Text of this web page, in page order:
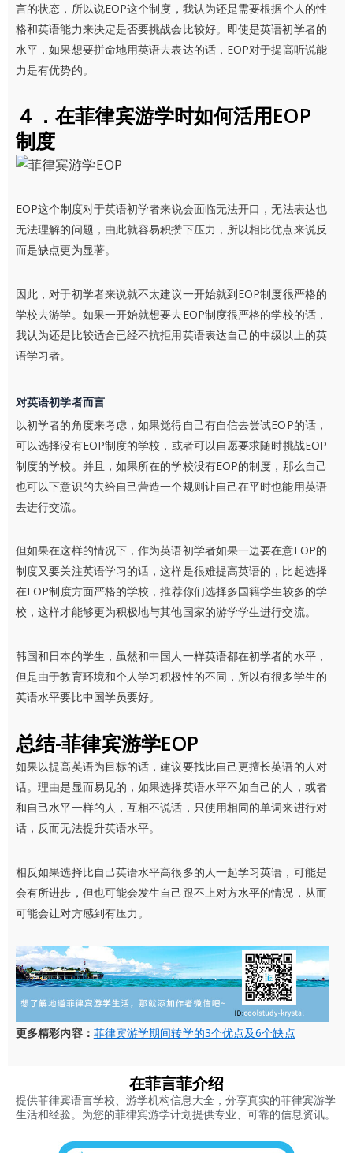
言的状态，所以说EOP这个制度，我认为还是需要根据个人的性
格和英语能力来决定是否要挑战会比较好。即使是英语初学者的
水平，如果想要拼命地用英语去表达的话，EOP对于提高听说能
力是有优势的。
４．在菲律宾游学时如何活用EOP
制度
EOP这个制度对于英语初学者来说会面临无法开口，无法表达也
无法理解的问题，由此就容易积攒下压力，所以相比优点来说反
而是缺点更为显著。
因此，对于初学者来说就不太建议一开始就到EOP制度很严格的
学校去游学。如果一开始就想要去EOP制度很严格的学校的话，
我认为还是比较适合已经不抗拒用英语表达自己的中级以上的英
语学习者。
对英语初学者而言
以初学者的角度来考虑，如果觉得自己有自信去尝试EOP的话，
可以选择没有EOP制度的学校，或者可以自愿要求随时挑战EOP
制度的学校。并且，如果所在的学校没有EOP的制度，那么自己
也可以下意识的去给自己营造一个规则让自己在平时也能用英语
去进行交流。
但如果在这样的情况下，作为英语初学者如果一边要在意EOP的
制度又要关注英语学习的话，这样是很难提高英语的，比起选择
在EOP制度方面严格的学校，推荐你们选择多国籍学生较多的学
校，这样才能够更为积极地与其他国家的游学学生进行交流。
韩国和日本的学生，虽然和中国人一样英语都在初学者的水平，
但是由于教育环境和个人学习积极性的不同，所以有很多学生的
英语水平要比中国学员要好。
总结-菲律宾游学EOP
如果以提高英语为目标的话，建议要找比自己更擅长英语的人对
话。理由是显而易见的，如果选择英语水平不如自己的人，或者
和自己水平一样的人，互相不说话，只使用相同的单词来进行对
话，反而无法提升英语水平。
相反如果选择比自己英语水平高很多的人一起学习英语，可能是
会有所进步，但也可能会发生自己跟不上对方水平的情况，从而
可能会让对方感到有压力。
更多精彩内容： 菲律宾游学期间转学的3个优点及6个缺点
在菲言菲介绍
提供菲律宾语言学校、游学机构信息大全，分享真实的菲律宾游学
生活和经验。为您的菲律宾游学计划提供专业、可靠的信息资讯。